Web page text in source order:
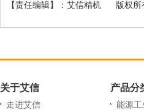
【责任编辑】： 艾信精机 版权所
关于艾信
走进艾信
产品分
能源工